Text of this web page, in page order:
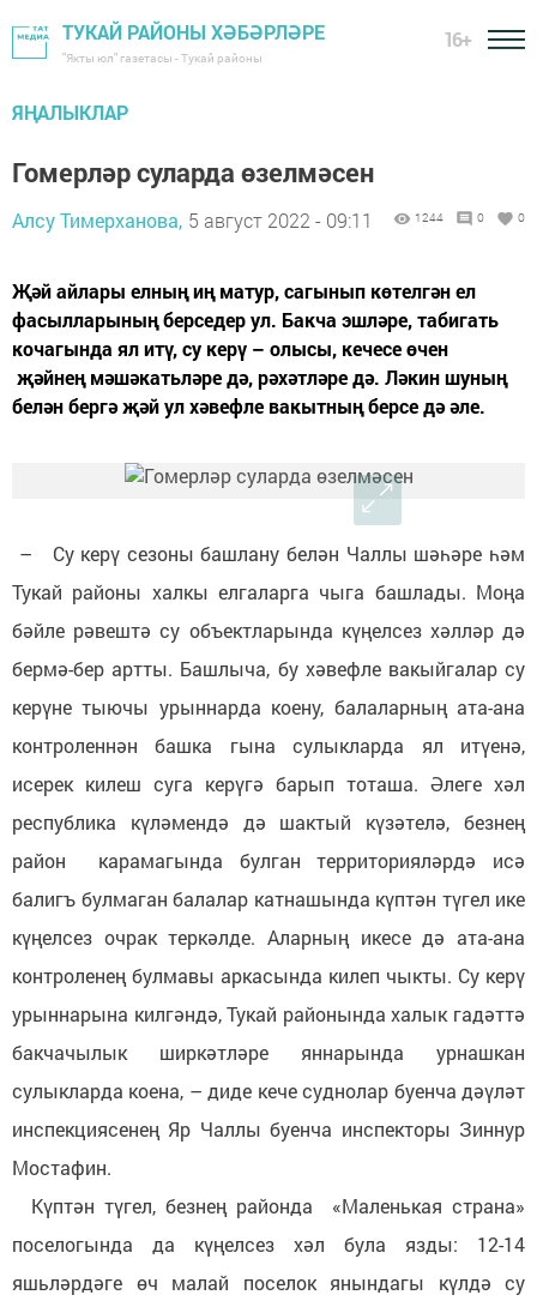
ТУКАЙ РАЙОНЫ ХӘБӘРЛӘРЕ
"Якты юл" газетасы - Тукай районы
16+
ЯҢАЛЫКЛАР
Гомерләр суларда өзелмәсен
Алсу Тимерханова, 5 август 2022 - 09:11 1244 0 0
Җәй айлары елның иң матур, сагынып көтелгән ел
фасылларының берседер ул. Бакча эшләре, табигать
кочагында ял итү, су керү – олысы, кечесе өчен
җәйнең мәшәкатьләре дә, рәхәтләре дә. Ләкин шуның
белән бергә җәй ул хәвефле вакытның берсе дә әле.
– Су керү сезоны башлану белән Чаллы шәһәре һәм
Тукай районы халкы елгаларга чыга башлады. Моңа
бәйле рәвештә су объектларында күңелсез хәлләр дә
бермә-бер артты. Башлыча, бу хәвефле вакыйгалар су
керүне тыючы урыннарда коену, балаларның ата-ана
контроленнән башка гына сулыкларда ял итүенә,
исерек килеш суга керүгә барып тоташа. Әлеге хәл
республика күләмендә дә шактый күзәтелә, безнең
район карамагында булган территорияләрдә исә
балигъ булмаган балалар катнашында күптән түгел ике
күңелсез очрак теркәлде. Аларның икесе дә ата-ана
контроленең булмавы аркасында килеп чыкты. Су керү
урыннарына килгәндә, Тукай районында халык гадәттә
бакчачылык ширкәтләре яннарында урнашкан
сулыкларда коена, – диде кече суднолар буенча дәүләт
инспекциясенең Яр Чаллы буенча инспекторы Зиннур
Мостафин.
Күптән түгел, безнең районда «Маленькая страна»
поселогында да күңелсез хәл була язды: 12-14
яшьләрдәге өч малай поселок янындагы күлдә су